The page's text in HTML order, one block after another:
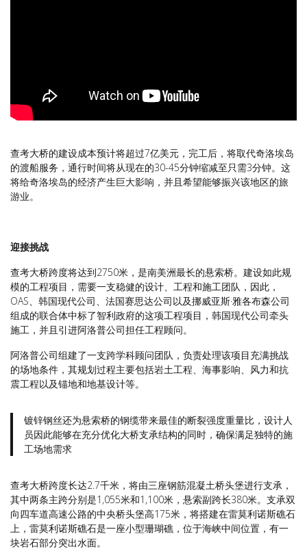
查考大桥的建设成本预计将超过7亿美元，完工后，将取代奇洛埃岛
的渡船服务，通行时间将从现在的30-45分钟缩减至只需3分钟。这
将给奇洛埃岛的经济产生巨大影响，并且希望能够振兴该地区的旅
游业。
迎接挑战
查考大桥跨度将达到2750米，是南美洲最长的悬索桥。建设如此规
模的工程项目，需要一支稳健的设计、工程和施工团队，因此，
OAS、韩国现代公司、法国赛思达公司以及挪威亚斯·雅各布森公司
组成的联合体中标了智利政府的这项工程项目，韩国现代公司牵头
施工，并且引进阿洛普公司担任工程顾问。
阿洛普公司组建了一支跨学科顾问团队，负责处理该项目充满挑战
的场地条件，其规划过程主要包括岩土工程、海事影响、风力和抗
震工程以及锚地和地基设计等。
镀锌钢丝还为悬索桥的钢缆带来最佳的断裂强度重量比，设计人
员因此能够在充分优化大桥支承结构的同时，确保满足独特的施
工场地需求
查考大桥跨度长达2.7千米，将由三座钢筋混凝土桥头堡进行支承，
其中两条主跨分别是1,055米和1,100米，悬索副跨长380米。支承双
向四车道高速公路的中央桥头堡高175米，将搭建在雷莫利诺斯礁石
上，雷莫利诺斯礁石是一座小型珊瑚礁，位于海峡中间位置，有一
块岩石部分突出水面。